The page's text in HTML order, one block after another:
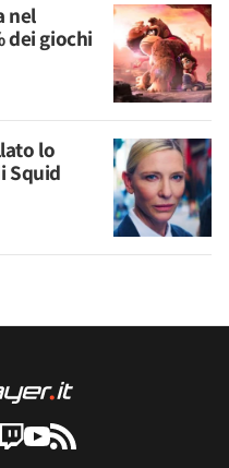
nel
dei giochi
lo
Squid